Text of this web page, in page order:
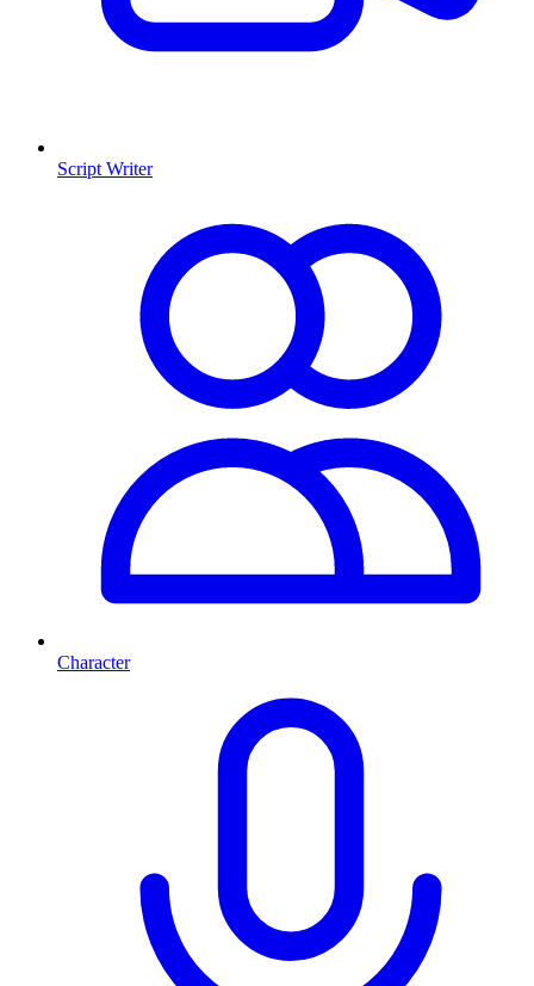
Script Writer
Character